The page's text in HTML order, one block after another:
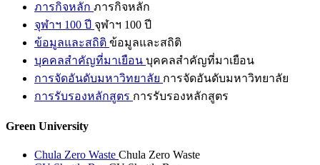
ภารกิจหลัก ภารกิจหลัก
จุฬาฯ 100 ปี จุฬาฯ 100 ปี
ข้อมูลและสถิติ ข้อมูลและสถิติ
บุคคลสำคัญที่มาเยือน บุคคลสำคัญที่มาเยือน
การจัดอันดับมหาวิทยาลัย การจัดอันดับมหาวิทยาลัย
การรับรองหลักสูตร การรับรองหลักสูตร
Green University
Chula Zero Waste Chula Zero Waste